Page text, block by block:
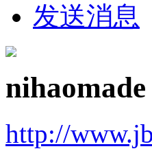
发送消息
nihaomade
http://